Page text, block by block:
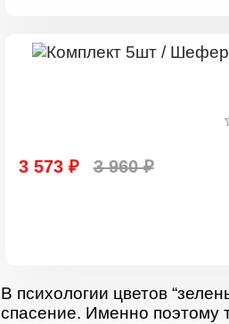
3 573 ₽ 3 960 ₽
В психологии цветов
спасение. Именно поэтому